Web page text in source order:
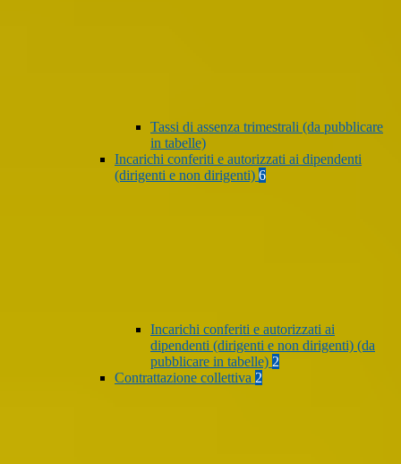
Tassi di assenza trimestrali (da pubblicare
in tabelle)
Incarichi conferiti e autorizzati ai dipendenti
(dirigenti e non dirigenti) 6
Incarichi conferiti e autorizzati ai
dipendenti (dirigenti e non dirigenti) (da
pubblicare in tabelle) 2
Contrattazione collettiva 2